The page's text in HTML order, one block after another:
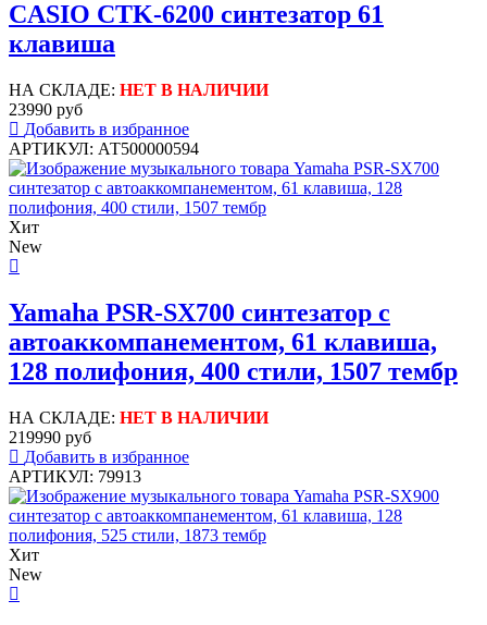
CASIO CTK-6200 синтезатор 61
клавиша
НА СКЛАДЕ: НЕТ В НАЛИЧИИ
23990 руб
Добавить в избранное
АРТИКУЛ: АТ500000594
Хит
New
Yamaha PSR-SX700 синтезатор с
автоаккомпанементом, 61 клавиша,
128 полифония, 400 стили, 1507 тембр
НА СКЛАДЕ: НЕТ В НАЛИЧИИ
219990 руб
Добавить в избранное
АРТИКУЛ: 79913
Хит
New